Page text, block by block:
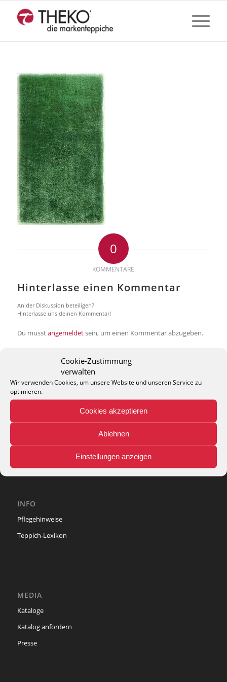
Cookie-Zustimmung
verwalten
Wir verwenden Cookies, um unsere Website und unseren Service zu
optimieren.
Cookies akzeptieren
Ablehnen
Einstellungen anzeigen
0
KOMMENTARE
Hinterlasse einen Kommentar
An der Diskussion beteiligen?
Hinterlasse uns deinen Kommentar!
Du musstangemeldetsein, um einen Kommentar abzugeben.
THEO KELLER GMBH
phone: + 49 (2327) 3083 - 20
e-mail:info@theko-collection.com
INFO
Pflegehinweise
Teppich-Lexikon
MEDIA
Kataloge
Katalog anfordern
Presse